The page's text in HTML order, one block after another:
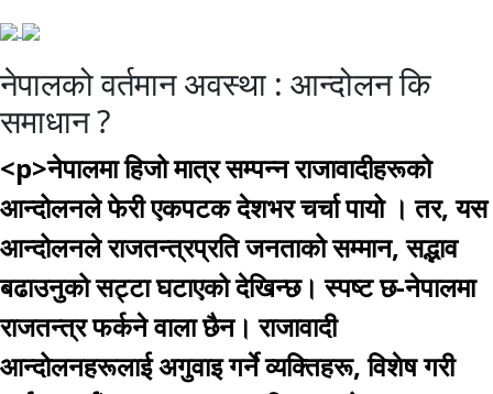
नेपालको वर्तमान अवस्था : आन्दोलन कि
समाधान ?
<p>नेपालमा हिजो मात्र सम्पन्न राजावादीहरूको
आन्दोलनले फेरी एकपटक देशभर चर्चा पायो । तर, यस
आन्दोलनले राजतन्त्रप्रति जनताको सम्मान, सद्भाव
बढाउनुको सट्टा घटाएको देखिन्छ। स्पष्ट छ-नेपालमा
राजतन्त्र फर्कने वाला छैन। राजावादी
आन्दोलनहरूलाई अगुवाइ गर्ने व्यक्तिहरू, विशेष गरी